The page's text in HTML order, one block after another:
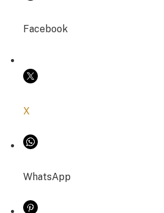
COPIER LE LIEN
Facebook
X
WhatsApp